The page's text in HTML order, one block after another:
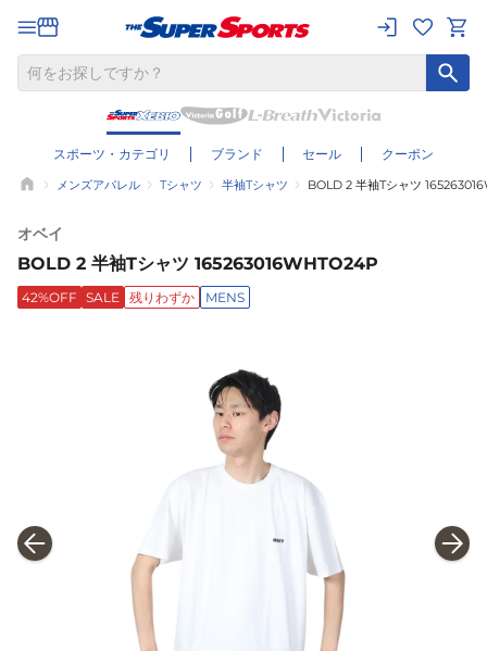
スポーツ・カテゴリ ブランド セール クーポン
メンズアパレル Tシャツ 半袖Tシャツ BOLD 2 半袖Tシャツ
オベイ
BOLD 2 半袖Tシャツ 165263016WHTO24P
42%OFF SALE 残りわずか MENS